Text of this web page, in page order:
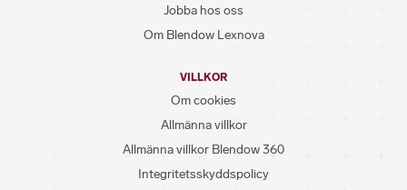
Jobba hos oss
Om Blendow Lexnova
VILLKOR
Om cookies
Allmänna villkor
Allmänna villkor Blendow 360
Integritetsskyddspolicy